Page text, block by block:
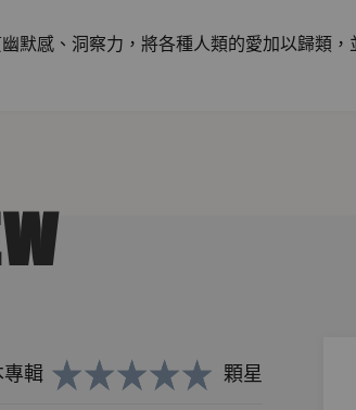
默感、洞察力，將各種人類的愛加以歸類，
來歡愉，但稍一不慎，恨就會接踵而來。
除天堂外，能讓人完全不用冒愛之風險的所在
專輯 顆星